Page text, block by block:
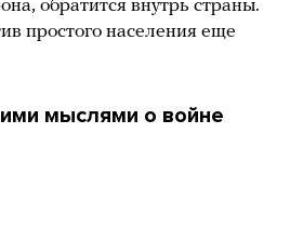
обратится внутрь страны.
простого населения еще
мыслями о войне